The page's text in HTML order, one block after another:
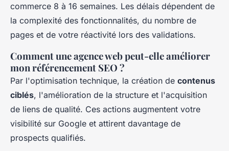
commerce 8 à 16 semaines. Les délais dépendent de
la complexité des fonctionnalités, du nombre de
pages et de votre réactivité lors des validations.
Comment une agence web peut-elle améliorer
mon référencement SEO ?
Par l'optimisation technique, la création de contenus
ciblés, l'amélioration de la structure et l'acquisition
de liens de qualité. Ces actions augmentent votre
visibilité sur Google et attirent davantage de
prospects qualifiés.